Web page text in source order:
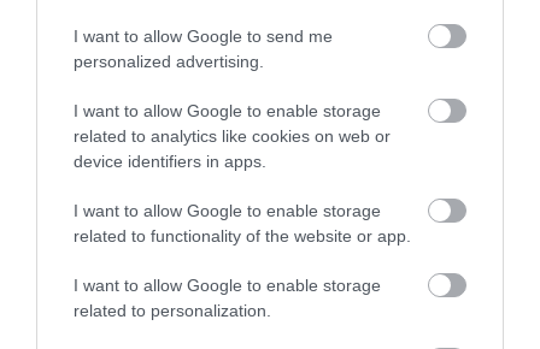
I want to allow Google to send me
personalized advertising.
I want to allow Google to enable storage
related to analytics like cookies on web or
device identifiers in apps.
I want to allow Google to enable storage
related to functionality of the website or app.
I want to allow Google to enable storage
related to personalization.
Μπεν Άφλεκ: Κέρδισε 1 εκατομμύριο
δολάρια στο «Ποιος θέλει να γίνει
εκατομμυριούχος»